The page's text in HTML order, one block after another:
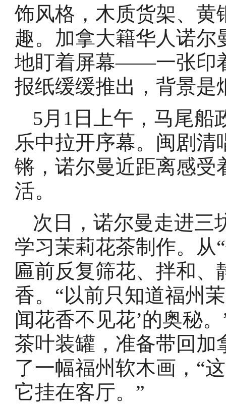
饰风格，木质货架、
趣。加拿大籍华人诺
地盯着屏幕——一张印
报纸缓缓推出，背景是
5月1日上午，马尾船
乐中拉开序幕。闽剧
锵，诺尔曼近距离感受
活。
次日，诺尔曼走进三
学习茉莉花茶制作。从
匾前反复筛花、拌和
香。“以前只知道福州
闻花香不见花’的奥秘
茶叶装罐，准备带回加
了一幅福州软木画，“
它挂在客厅。”